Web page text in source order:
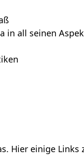
in all seinen
Hier einige